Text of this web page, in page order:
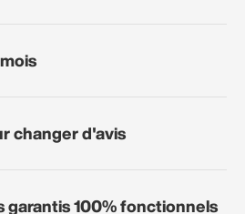
changer d'avis
garantis 100% fonctionnels